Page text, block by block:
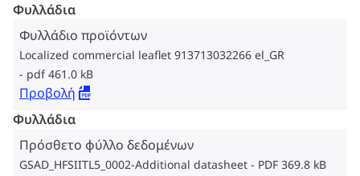
Φυλλάδια
Φυλλάδιο προϊόντων
Localized commercial leaflet 913713032266 el_GR
pdf 461.0 kB
Προβολή
Φυλλάδια
Πρόσθετο φύλλο δεδομένων
GSAD_HFSIITL5_0002-Additional datasheet PDF 369.8 kB